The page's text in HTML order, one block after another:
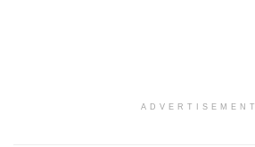
ADVERTISEMENT